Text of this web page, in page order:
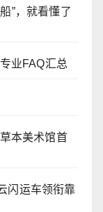
”，就看懂了
业FAQ汇总
本美术馆首
闪运车领衔靠